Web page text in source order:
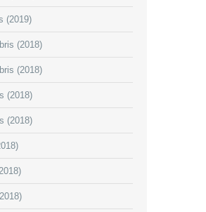
(2019)
(2018)
(2018)
(2018)
(2018)